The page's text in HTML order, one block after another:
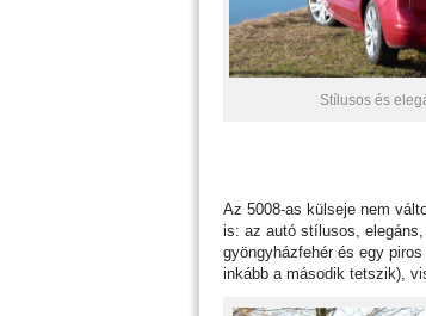
Stílusos és
Az 5008-as külseje nem
is: az autó stílusos,
gyöngyházfehér és egy
inkább a második tetszik),